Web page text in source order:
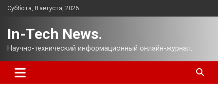
Перейти
Суббота, 8 августа, 2026
In-Tech News.
Научно-технический информационный онлайн-журнал.